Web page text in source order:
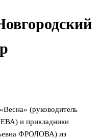
(руководитель
и прикладники
ФРОЛОВА) из